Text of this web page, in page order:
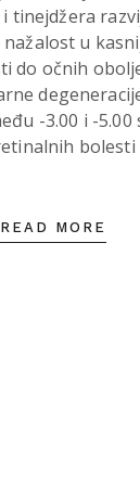
tinejdžera
u
do očnih
-3.00 i -5.00
bolesti
READ MORE